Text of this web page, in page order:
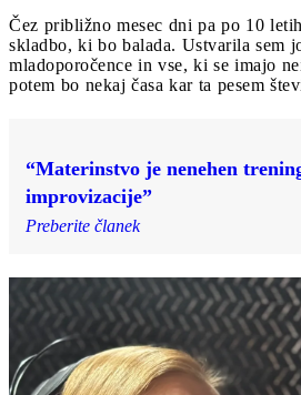
Čez približno mesec dni pa po 10
skladbo, ki bo balada. Ustvarila sem
mladoporočence in vse, ki se imajo
potem bo nekaj časa kar ta pesem
“Materinstvo je nenehen
improvizacije”
Preberite članek